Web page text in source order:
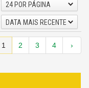
24 POR PÁGINA
DATA MAIS RECENTE
1 2 3 4 ›